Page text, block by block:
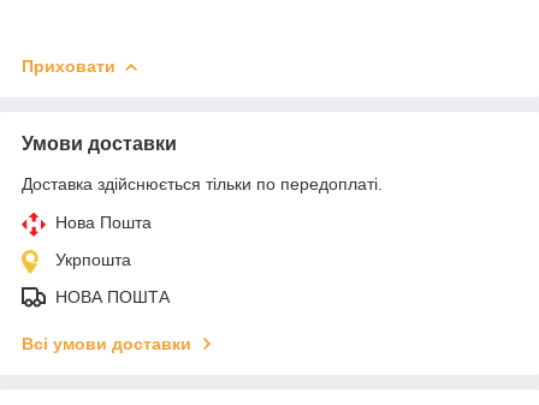
Приховати
Умови доставки
Доставка здійснюється тільки по передоплаті.
Нова Пошта
Укрпошта
НОВА ПОШТА
Всі умови доставки